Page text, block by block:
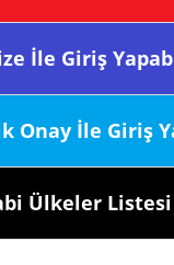
Vize İle Giriş
Onay İle
Tabi Ülkeler Listesi